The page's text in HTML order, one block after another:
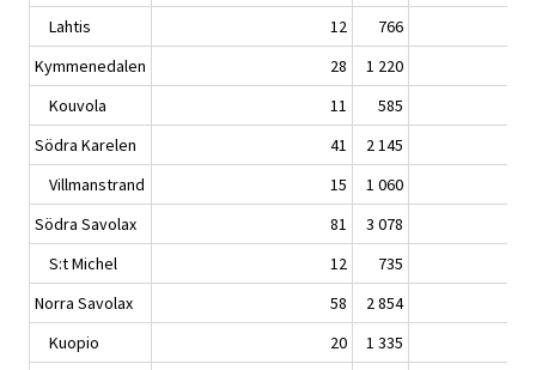
Lahtis
12
766
Kymmenedalen
28
1 220
Kouvola
11
585
Södra Karelen
41
2 145
Villmanstrand
15
1 060
Södra Savolax
81
3 078
S:t Michel
12
735
Norra Savolax
58
2 854
Kuopio
20
1 335